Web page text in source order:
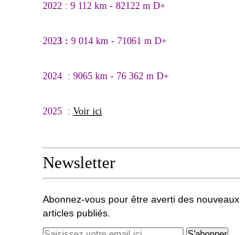
2022 : 9 112 km - 82122 m D+
2023 : 9 014 km - 71061 m D+
2024 : 9065 km - 76 362 m D+
2025 : Voir ici
Newsletter
Abonnez-vous pour être averti des nouveaux
articles publiés.